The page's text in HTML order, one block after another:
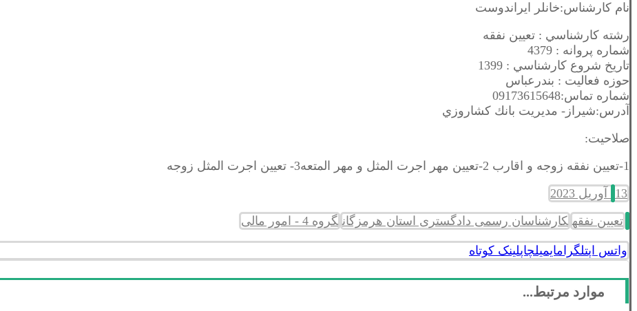
نام کارشناس:خانلر ایراندوست
رشته كارشناسي : تعیین نفقه
شماره پروانه : 4379
تاريخ شروع كارشناسي : 1399
حوزه فعاليت : بندرعباس
شماره تماس:09173615648
آدرس:شيراز- مديريت بانك كشاروزي
صلاحیت:
1-تعيين نفقه زوجه و اقارب 2-تعيين مهر اجرت المثل و مهر المتعه3- تعيين اجرت المثل زوجه
13 آوریل 2023
تعیین نفقه کارشناسان رسمی دادگستری استان هرمزگان گروه 4 - امور مالی
واتس اپتلگرامایمیلچاپلینک کوتاه
موارد مرتبط...